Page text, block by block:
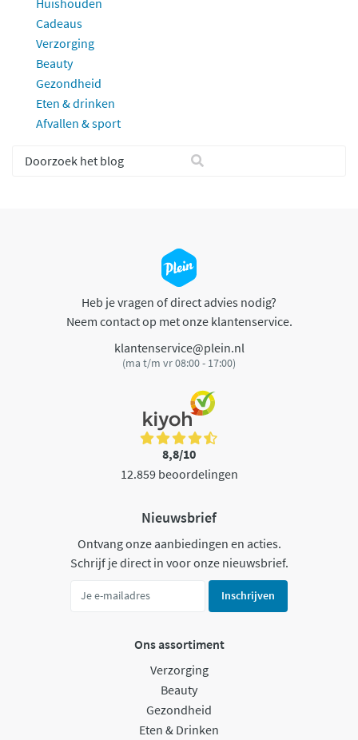
Cadeaus
Verzorging
Beauty
Gezondheid
Eten & drinken
Afvallen & sport
Heb je vragen of direct advies nodig?
Neem contact op met onze klantenservice.
klantenservice@plein.nl
(ma t/m vr 08:00 - 17:00)
8,8/10
12.859 beoordelingen
Nieuwsbrief
Ontvang onze aanbiedingen en acties.
Schrijf je direct in voor onze nieuwsbrief.
Inschrijven
Ons assortiment
Verzorging
Beauty
Gezondheid
Eten & Drinken